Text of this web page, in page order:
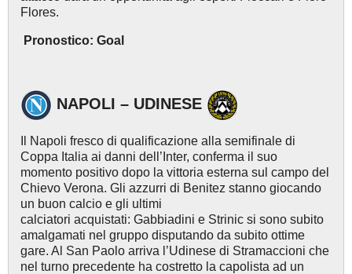
Flores.
Pronostico: Goal
NAPOLI – UDINESE
Il Napoli fresco di qualificazione alla semifinale di
Coppa Italia ai danni dell’Inter, conferma il suo
momento positivo dopo la vittoria esterna sul campo del
Chievo Verona. Gli azzurri di Benitez stanno giocando
un buon calcio e gli ultimi
calciatori acquistati: Gabbiadini e Strinic si sono subito
amalgamati nel gruppo disputando da subito ottime
gare. Al San Paolo arriva l’Udinese di Stramaccioni che
nel turno precedente ha costretto la capolista ad un